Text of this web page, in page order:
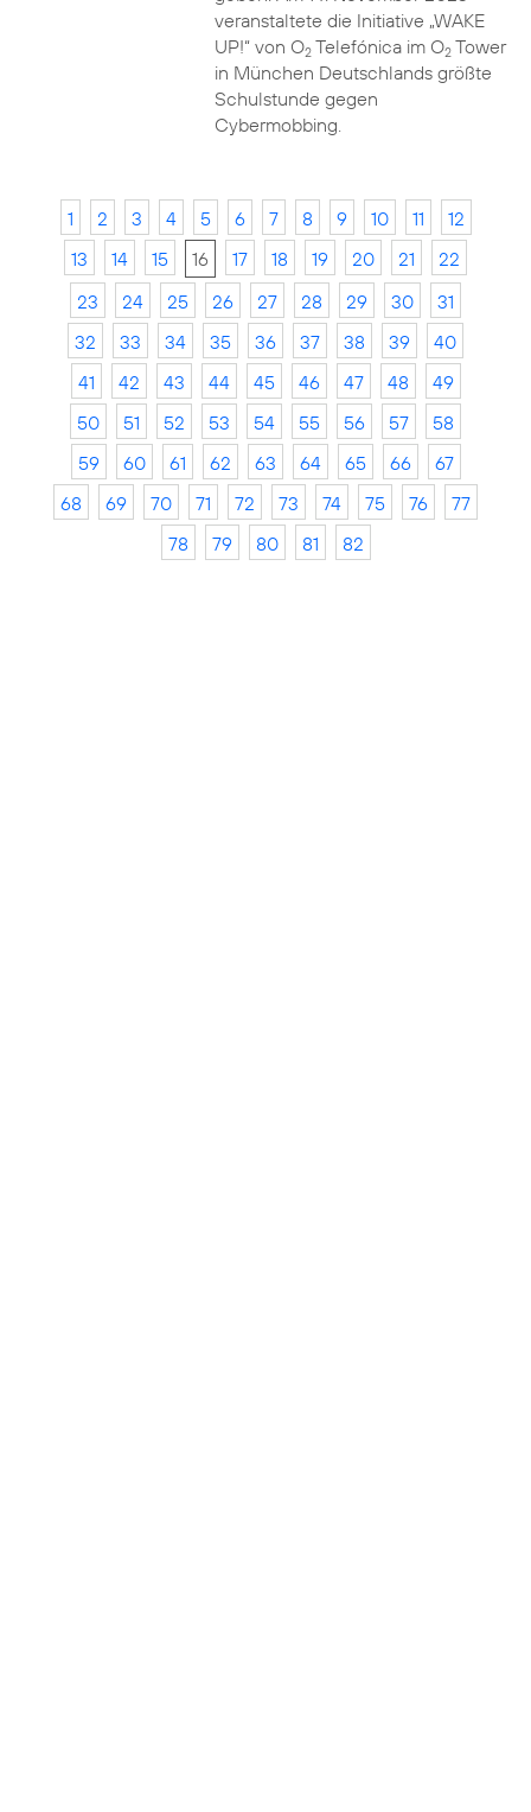
veranstaltete die Initiative „WAKE
UP!“ von O2Telefónica im O2Tower
in München Deutschlands größte
Schulstunde gegen
Cybermobbing.
1 2 3 4 5 6 7 8 9 10 11
12
13
14 15 16 17 18 19 20 21
22
23
24 25 26 27 28 29 30
31
32
33 34 35 36 37 38 39
40
41
42 43 44 45 46 47 48
49
50
51 52 53 54 55 56 57
58
59
60 61 62 63 64 65 66
67
68
69 70 71 72 73 74 75 76
77
78
79 80 81 82